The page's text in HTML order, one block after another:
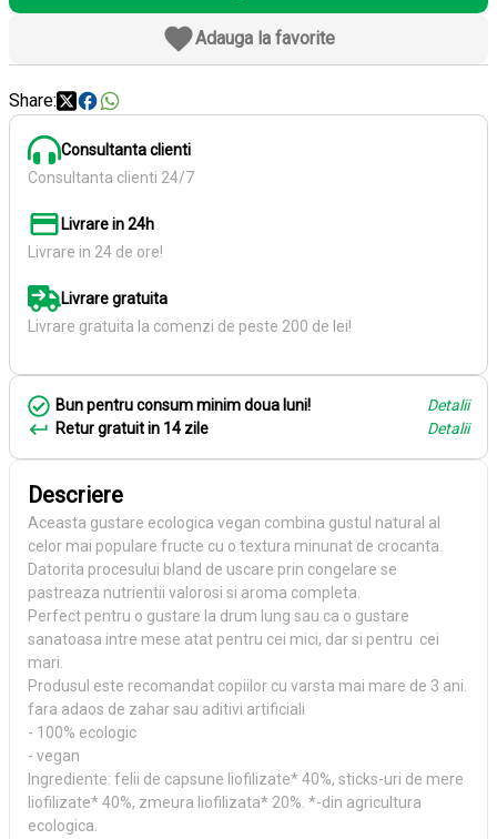
Adauga la favorite
Share:
Consultanta clienti
Consultanta clienti 24/7
Livrare in 24h
Livrare in 24 de ore!
Livrare gratuita
Livrare gratuita la comenzi de peste 200 de lei!
Bun pentru consum minim doua luni!
Detalii
Retur gratuit in 14 zile
Detalii
Descriere
Aceasta gustare ecologica vegan combina gustul natural al
celor mai populare fructe cu o textura minunat de crocanta.
Datorita procesului bland de uscare prin congelare se
pastreaza nutrientii valorosi si aroma completa.
Perfect pentru o gustare la drum lung sau ca o gustare
sanatoasa intre mese atat pentru cei mici, dar si pentru cei
mari.
Produsul este recomandat copiilor cu varsta mai mare de 3 ani.
fara adaos de zahar sau aditivi artificiali
- 100% ecologic
- vegan
Ingrediente: felii de capsune liofilizate* 40%, sticks-uri de mere
liofilizate* 40%, zmeura liofilizata* 20%. *-din agricultura
ecologica.